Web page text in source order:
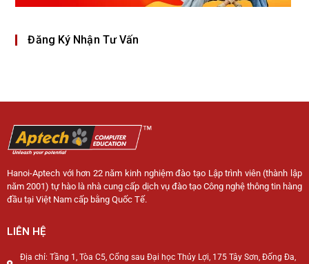
Đăng Ký Nhận Tư Vấn
Hanoi-Aptech với hơn 22 năm kinh nghiệm đào tạo Lập trình viên (thành lập
năm 2001) tự hào là nhà cung cấp dịch vụ đào tạo Công nghệ thông tin hàng
đầu tại Việt Nam cấp bằng Quốc Tế.
LIÊN HỆ
Địa chỉ: Tầng 1, Tòa C5, Cổng sau Đại học Thủy Lợi, 175 Tây Sơn, Đống Đa,